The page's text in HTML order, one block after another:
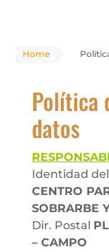
Home
Política
datos
Identidad
CENTRO
SOBRARBE
Dir. Postal
– CAMPO